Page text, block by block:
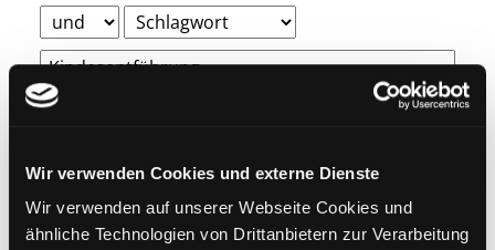
Wir verwenden Cookies und externe Dienste
Wir verwenden auf unserer Webseite Cookies und
ähnliche Technologien von Drittanbietern zur Verarbeitung
Weitere Suchkriterien